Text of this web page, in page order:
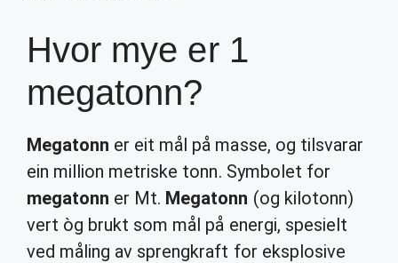
Hvor mye er 1
megatonn?
Megatonn er eit mål på masse, og tilsvarar
ein million metriske tonn. Symbolet for
megatonn er Mt. Megatonn (og kilotonn)
vert òg brukt som mål på energi, spesielt
ved måling av sprengkraft for eksplosive